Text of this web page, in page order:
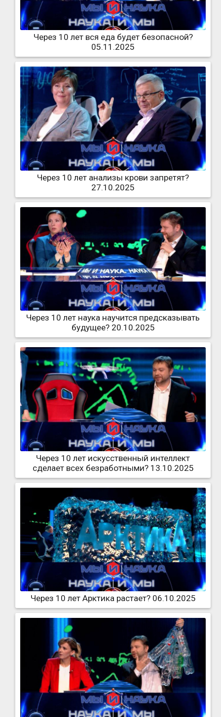
Через 10 лет вся еда будет безопасной?
05.11.2025
Через 10 лет анализы крови запретят?
27.10.2025
Через 10 лет наука научится предсказывать
будущее? 20.10.2025
Через 10 лет искусственный интеллект
сделает всех безработными? 13.10.2025
Через 10 лет Арктика растает? 06.10.2025